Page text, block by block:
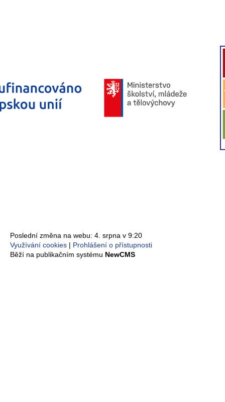
Poslední změna na webu: 4. srpna v 9:20
Využívání cookies
Prohlášení o přístupnosti
Běží na publikačním systému NewCMS